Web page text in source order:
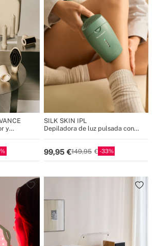
y
SILK SKIN IPL
Depiladora de luz pulsada con
99,95 149,95 33